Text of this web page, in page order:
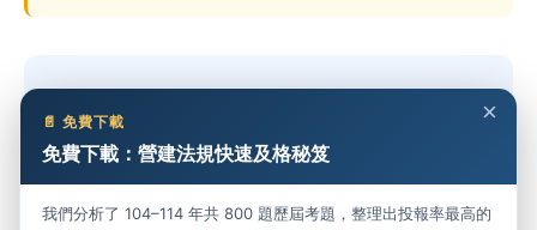
免費開始練習 →
×
📄 免費下載
免費下載：營建法規快速及格秘笈
我們分析了 104–114 年共 800 題歷屆考題，整理出投報率最高的